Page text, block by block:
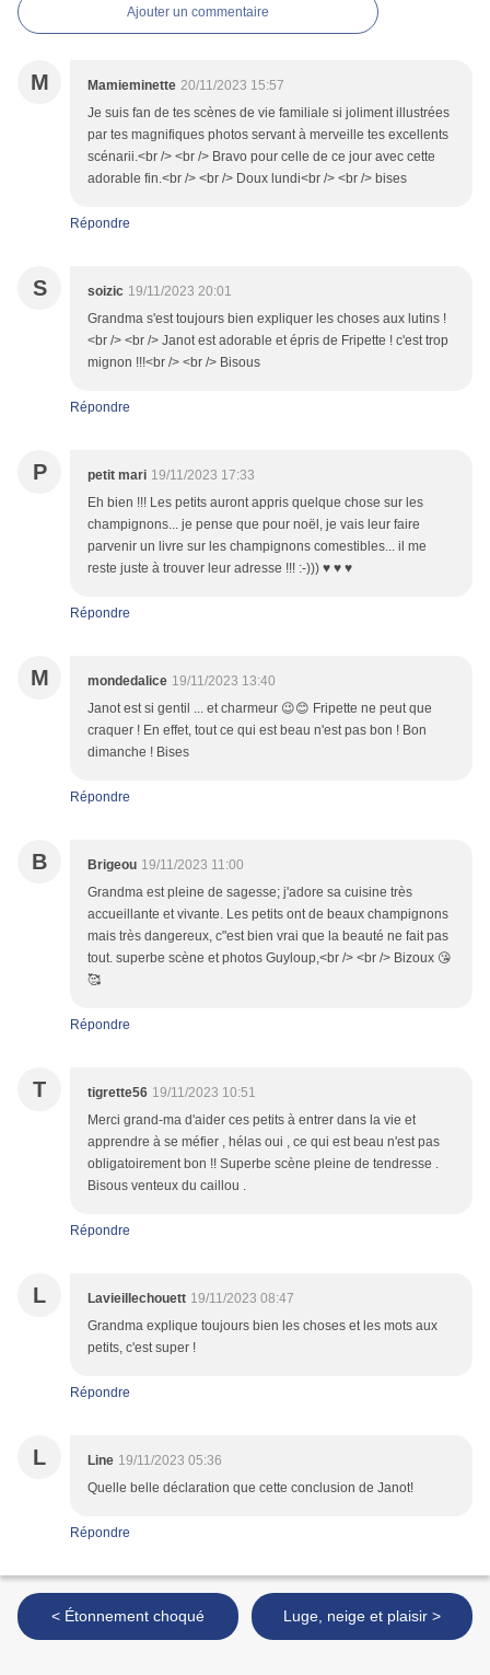
Ajouter un commentaire
M Mamieminette 20/11/2023 15:57
Je suis fan de tes scènes de vie familiale si joliment illustrées
par tes magnifiques photos servant à merveille tes excellents
scénarii.<br /> <br /> Bravo pour celle de ce jour avec cette
adorable fin.<br /> <br /> Doux lundi<br /> <br /> bises
Répondre
S soizic 19/11/2023 20:01
Grandma s'est toujours bien expliquer les choses aux lutins !
<br /> <br /> Janot est adorable et épris de Fripette ! c'est trop
mignon !!!<br /> <br /> Bisous
Répondre
P petit mari 19/11/2023 17:33
Eh bien !!! Les petits auront appris quelque chose sur les
champignons... je pense que pour noël, je vais leur faire
parvenir un livre sur les champignons comestibles... il me
reste juste à trouver leur adresse !!! :-))) ♥ ♥ ♥
Répondre
M mondedalice 19/11/2023 13:40
Janot est si gentil ... et charmeur 😉😊 Fripette ne peut que
craquer ! En effet, tout ce qui est beau n'est pas bon ! Bon
dimanche ! Bises
Répondre
B Brigeou 19/11/2023 11:00
Grandma est pleine de sagesse; j'adore sa cuisine très
accueillante et vivante. Les petits ont de beaux champignons
mais très dangereux, c"est bien vrai que la beauté ne fait pas
tout. superbe scène et photos Guyloup,<br /> <br /> Bizoux 😘
🥰
Répondre
T tigrette56 19/11/2023 10:51
Merci grand-ma d'aider ces petits à entrer dans la vie et
apprendre à se méfier , hélas oui , ce qui est beau n'est pas
obligatoirement bon !! Superbe scène pleine de tendresse .
Bisous venteux du caillou .
Répondre
L Lavieillechouett 19/11/2023 08:47
Grandma explique toujours bien les choses et les mots aux
petits, c'est super !
Répondre
L Line 19/11/2023 05:36
Quelle belle déclaration que cette conclusion de Janot!
Répondre
< Étonnement choqué Luge, neige et plaisir >